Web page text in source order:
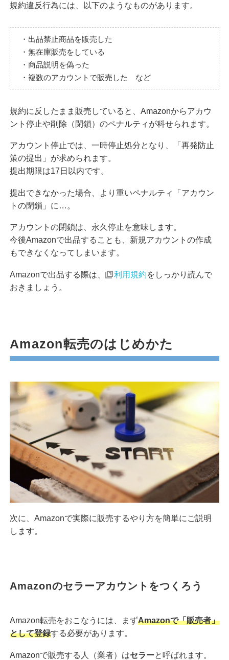
規約違反行為には、以下のようなものがあります。
・出品禁止商品を販売した
・無在庫販売をしている
・商品説明を偽った
・複数のアカウントで販売した など
規約に反したまま販売していると、Amazonからアカウ
ント停止や削除（閉鎖）のペナルティが科せられます。
アカウント停止では、一時停止処分となり、「再発防止
策の提出」が求められます。
提出期限は17日以内です。
提出できなかった場合、より重いペナルティ「アカウン
トの閉鎖」に…。
アカウントの閉鎖は、永久停止を意味します。
今後Amazonで出品することも、新規アカウントの作成
もできなくなってしまいます。
Amazonで出品する際は、 利用規約をしっかり読んで
おきましょう。
Amazon転売のはじめかた
次に、Amazonで実際に販売するやり方を簡単にご説明
します。
Amazonのセラーアカウントをつくろう
Amazon転売をおこなうには、まずAmazonで「販売者」
として登録する必要があります。
Amazonで販売する人（業者）はセラーと呼ばれます。